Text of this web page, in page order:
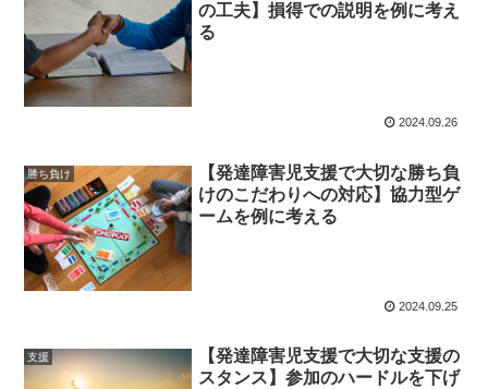
の工夫】損得での説明を例に考え
る
2024.09.26
勝ち負け
【発達障害児支援で大切な勝ち負
けのこだわりへの対応】協力型ゲ
ームを例に考える
2024.09.25
支援
【発達障害児支援で大切な支援の
スタンス】参加のハードルを下げ